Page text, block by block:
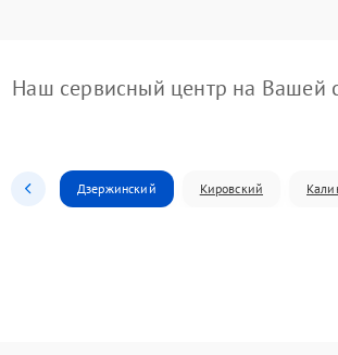
Наш сервисный центр на Вашей
Дзержинский Кировский